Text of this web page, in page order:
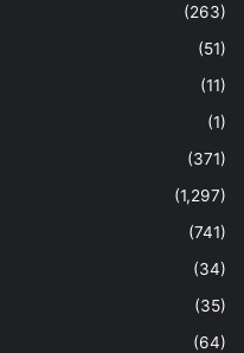
(263)
(51)
(11)
(1)
(371)
(1,297)
(741)
(34)
(35)
(64)